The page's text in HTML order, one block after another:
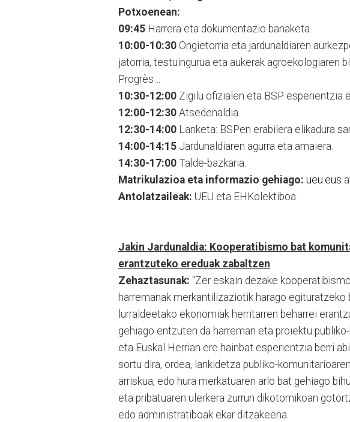
Potxoenean:
09:45 Harrera eta dokumentazio banaketa.
10:00-10:30 Ongietorria eta jardunaldiaren
jatorria, testuingurua eta aukerak agroekologiaren
Progrès…
10:30-12:00 Zigilu ofizialen eta BSP esperientzia
12:00-12:30 Atsedenaldia.
12:30-14:00 Lanketa: BSPen erabilera elikadura
14:00-14:15 Jardunaldiaren agurra eta amaiera.
14:30-17:00 Talde-bazkaria.
Matrikulazioa eta informazio gehiago: ueu.eus
Antolatzaileak: UEU eta EHKolektiboa.
Jakin Jardunaldia: Kooperatibismo bat
erantzuteko ereduak zabaltzen
Zehaztasunak: "Zer eskain dezake
harremanak merkantilizaziotik harago
lurraldeetako ekonomiak herritarren beharrei
gehiago entzuten da harreman eta proiektu
eta Euskal Herrian ere hainbat esperientzia berri
sortu dira, ordea, lankidetza publiko-
arriskua, edo hura merkatuaren arlo bat gehiago
eta pribatuaren ulerkera zurrun dikotomikoan
edo administratiboak ekar ditzakeena.